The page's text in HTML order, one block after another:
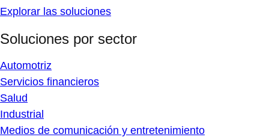
Explorar las soluciones
Soluciones por sector
Automotriz
Servicios financieros
Salud
Industrial
Medios de comunicación y entretenimiento